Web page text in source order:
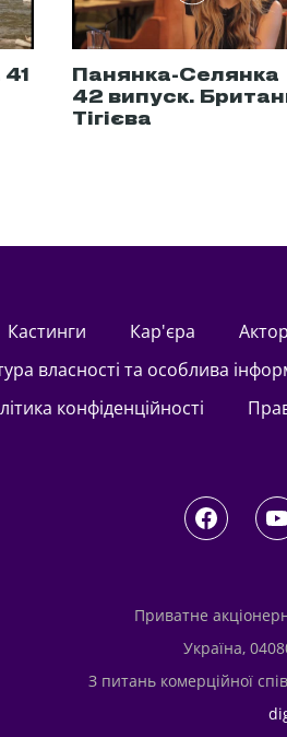
Панянка-Селянка
42 випуск.
Тігієва
кастинги Кар'єра
власності та особлива
конфіденційності
Приватне
Україна,
З питань комерційної